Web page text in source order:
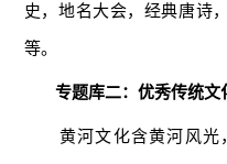
史，地名大会，经典唐诗
等。
专题库二：优秀传统文
黄河文化含黄河风光